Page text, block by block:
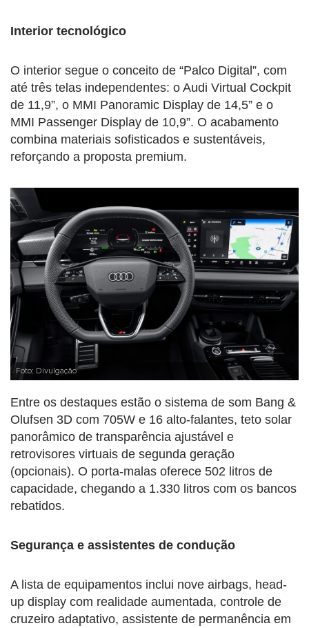
Interior tecnológico
O interior segue o conceito de “Palco Digital”, com
até três telas independentes: o Audi Virtual Cockpit
de 11,9”, o MMI Panoramic Display de 14,5” e o
MMI Passenger Display de 10,9”. O acabamento
combina materiais sofisticados e sustentáveis,
reforçando a proposta premium.
Foto: Divulgação
Entre os destaques estão o sistema de som Bang &
Olufsen 3D com 705W e 16 alto-falantes, teto solar
panorâmico de transparência ajustável e
retrovisores virtuais de segunda geração
(opcionais). O porta-malas oferece 502 litros de
capacidade, chegando a 1.330 litros com os bancos
rebatidos.
Segurança e assistentes de condução
A lista de equipamentos inclui nove airbags, head-
up display com realidade aumentada, controle de
cruzeiro adaptativo, assistente de permanência em